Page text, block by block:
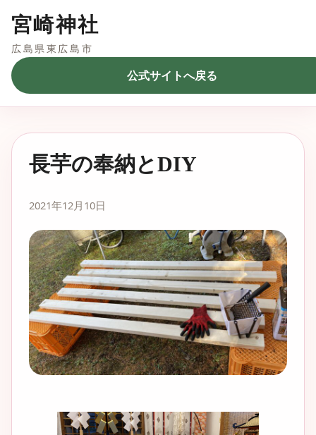
宮崎神社
広島県東広島市
公式サイトへ戻る
長芋の奉納とDIY
2021年12月10日